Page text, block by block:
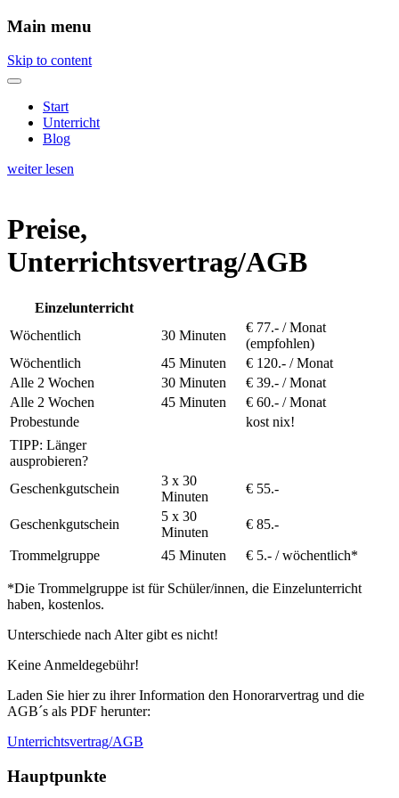
Main menu
Skip to content
Start
Unterricht
Blog
weiter lesen
Preise,
Unterrichtsvertrag/AGB
Einzelunterricht
Wöchentlich
30 Minuten
€ 77.- / Monat
(empfohlen)
Wöchentlich
45 Minuten
€ 120.- / Monat
Alle 2 Wochen
30 Minuten
€ 39.- / Monat
Alle 2 Wochen
45 Minuten
€ 60.- / Monat
Probestunde
kost nix!
TIPP: Länger
ausprobieren?
Geschenkgutschein
3 x 30
Minuten
€ 55.-
Geschenkgutschein
5 x 30
Minuten
€ 85.-
Trommelgruppe 45 Minuten € 5.- / wöchentlich*
*Die Trommelgruppe ist für Schüler/innen, die Einzelunterricht
haben, kostenlos.
Unterschiede nach Alter gibt es nicht!
Keine Anmeldegebühr!
Laden Sie hier zu ihrer Information den Honorarvertrag und die
AGB´s als PDF herunter:
Unterrichtsvertrag/AGB
Hauptpunkte